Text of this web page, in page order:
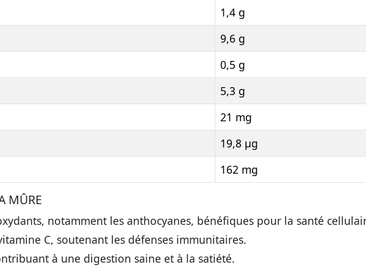
1,4 g
9,6 g
0,5 g
5,3 g
21 mg
19,8 µg
162 mg
MÛRE
notamment les anthocyanes, bénéfiques pour la santé
C, soutenant les défenses immunitaires.
à une digestion saine et à la satiété.